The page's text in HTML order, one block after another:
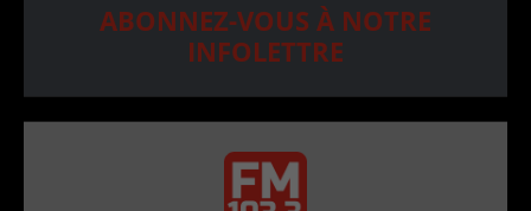
ABONNEZ-VOUS À NOTRE
INFOLETTRE